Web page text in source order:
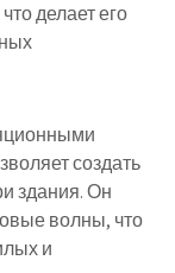
делает его
создать
здания. Он
волны, что
и